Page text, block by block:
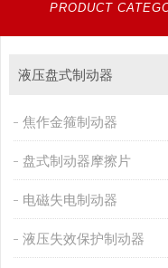
PRODUCT
液压盘式制动器
焦作金箍制动器
盘式制动器摩擦片
电磁失电制动器
液压失效保护制动器